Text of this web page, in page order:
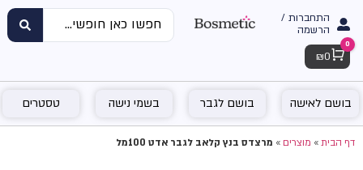
התחברות /
הרשמה
Cart
0
₪ 0
בושם לאישה בושם לגבר בשמי נישה טסטרים
דף הבית»מוצרים»מרצדס בנץ קלאב לגבר אדט 100מל